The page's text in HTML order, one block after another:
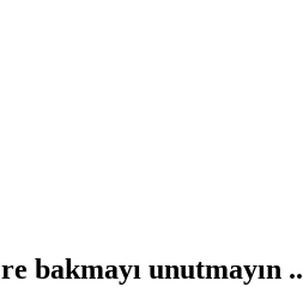
bakmayı unutmayın ..